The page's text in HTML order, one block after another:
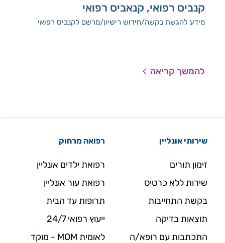
קנביס רפואי, קנאביס רפואי
מידע להגשת בקשה/חידוש רישיון/מרשם לקנביס רפואי
להמשך קריאה
שירותי אונליין
זימון תורים
שירות ללא כרטיס
בקשת התחייבות
תוצאות בדיקה
התכתבות עם רופא/ה
רפואה מרחוק
רפואת ילדים אונליין
רפואת עור אונליין
תרופות עד הבית
ייעוץ רפואי 24/7
לאומית MOM - מוקד